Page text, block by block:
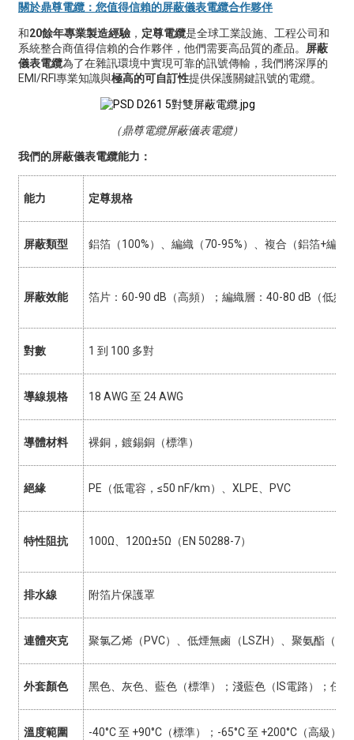
關於鼎尊電纜：您值得信賴的屏蔽儀表電纜合作夥伴
和20餘年專業製造經驗， 定尊電纜是全球工業設施、工程公司和
系統整合商值得信賴的合作夥伴，他們需要高品質的產品。 屏蔽
儀表電纜為了在雜訊環境中實現可靠的訊號傳輸，我們將深厚的
EMI/RFI專業知識與極高的可自訂性提供保護關鍵訊號的電纜。
（鼎尊電纜屏蔽儀表電纜）
我們的屏蔽儀表電纜能力：
能力 定尊規格
屏蔽類型 鋁箔（100%）、編織（70-95%）、複合（鋁箔+編織
屏蔽效能 箔片：60-90 dB（高頻）；編織層：40-80 dB（低頻
對數 1 到 100 多對
導線規格 18 AWG 至 24 AWG
導體材料 裸銅，鍍錫銅（標準）
絕緣 PE（低電容，≤50 nF/km）、XLPE、PVC
特性阻抗 100Ω、120Ω±5Ω（EN 50288-7）
排水線 附箔片保護罩
連體夾克 聚氯乙烯（PVC）、低煙無鹵（LSZH）、聚氨酯（
外套顏色 黑色、灰色、藍色（標準）；淺藍色（IS電路）；任
溫度範圍 -40°C 至 +90°C（標準）；-65°C 至 +200°C（高級）